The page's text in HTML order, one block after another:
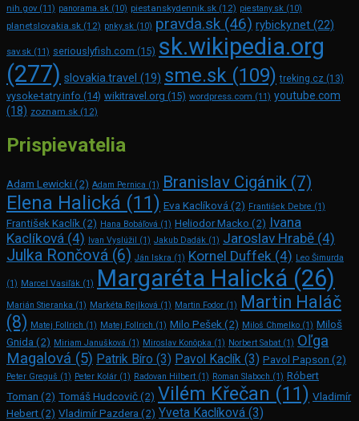
nih.gov (11) panorama.sk (10) piestanskydennik.sk (12) piestany.sk (10)
planetslovakia.sk (12) pnky.sk (10) pravda.sk (46) rybicky.net (22)
sav.sk (11) seriouslyfish.com (15) sk.wikipedia.org
(277) slovakia.travel (19) sme.sk (109) treking.cz (13)
vysoke-tatry.info (14) wikitravel.org (15) wordpress.com (11) youtube.com
(18) zoznam.sk (12)
Prispievatelia
Adam Lewicki(2) Adam Pernica (1) Branislav Cigánik (7)
Elena Halická (11) Eva Kaclíková (2) František Debre (1)
František Kaclík (2) Hana Bobáľová (1) Heliodor Macko (2) Ivana
Kaclíková (4) Ivan Vyslúžil (1) Jakub Dadák (1) Jaroslav Hrabě (4)
Julka Rončová (6) Ján Iskra (1) Kornel Duffek (4) Leo Šimurda
(1) Marcel Vasiľák (1) Margaréta Halická (26)
Marián Stieranka (1) Markéta Rejlková (1) Martin Fodor (1) Martin Haláč
(8) Matej Follrich (1) Matej Follrich (1) Milo Pešek (2) Miloš Chmelko (1) Miloš
Gnida (2) Miriam Janušková (1) Miroslav Konôpka (1) Norbert Sabat (1) Oľga
Magalová (5) Patrik Bíro (3) Pavol Kaclík (3) Pavol Papson (2)
Peter Greguš (1) Peter Kolár (1) Radovan Hilbert (1) Roman Slaboch (1) Róbert
Toman (2) Tomáš Hudcovič(2) Vilém Křečan (11) Vladimír
Hebert(2) Vladimír Pazdera (2) Yveta Kaclíková (3)